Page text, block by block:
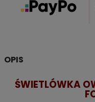
OPIS
ŚWIETLÓWKA